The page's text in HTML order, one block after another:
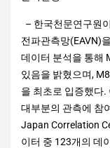
– 한국천문연구원
전파관측망(EAVN)
데이터 분석을 통해
있음을 밝혔으며,
을 최초로 입증했다.
대부분의 관측에 참
Japan Correlation
이터 중 123개의 데